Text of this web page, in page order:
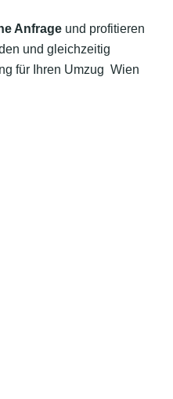
Anfrage und profitieren
und gleichzeitig
für Ihren Umzug Wien